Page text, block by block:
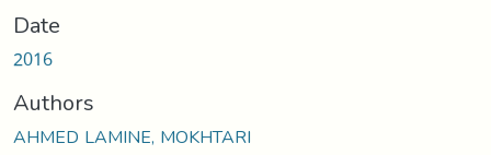
Date
2016
Authors
AHMED LAMINE, MOKHTARI